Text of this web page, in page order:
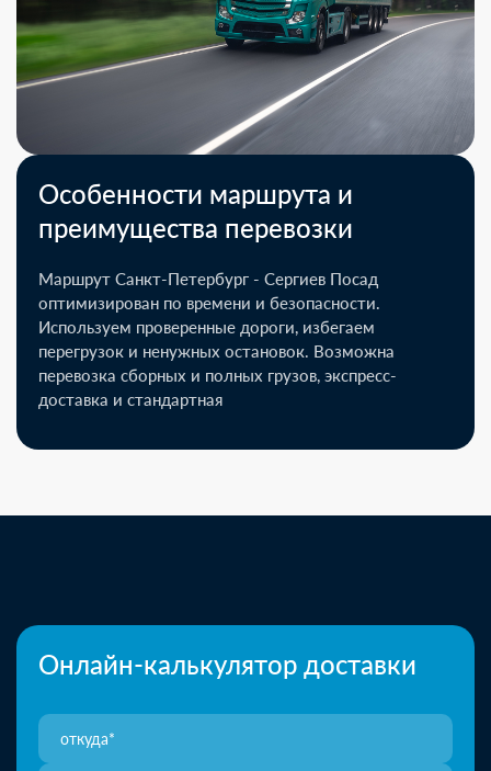
Особенности маршрута и
преимущества перевозки
Маршрут Санкт-Петербург - Сергиев Посад
оптимизирован по времени и безопасности.
Используем проверенные дороги, избегаем
перегрузок и ненужных остановок. Возможна
перевозка сборных и полных грузов, экспресс-
доставка и стандартная
Онлайн-калькулятор доставки